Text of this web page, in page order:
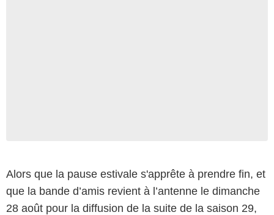
Alors que la pause estivale s'apprête à prendre fin, et
que la bande d’amis revient à l’antenne le dimanche
28 août pour la diffusion de la suite de la saison 29,